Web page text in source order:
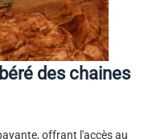
des chaines
offrant l'accès au